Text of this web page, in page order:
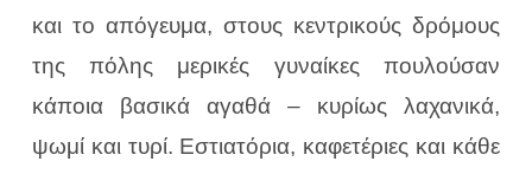
και το απόγευμα, στους κεντρικούς δρόμους
της πόλης μερικές γυναίκες πουλούσαν
κάποια βασικά αγαθά – κυρίως λαχανικά,
ψωμί και τυρί. Εστιατόρια, καφετέριες και κάθε